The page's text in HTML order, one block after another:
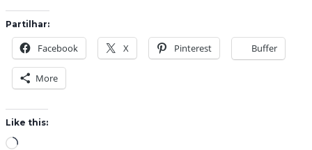
Partilhar:
Facebook X Pinterest Buffer
More
Like this:
L